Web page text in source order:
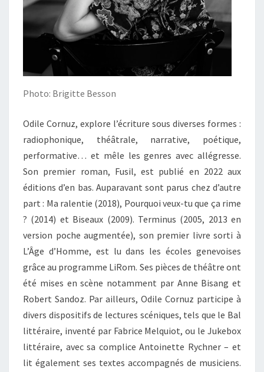
Photo: Brigitte Besson
Odile Cornuz, explore l’écriture sous diverses formes :
radiophonique, théâtrale, narrative, poétique,
performative… et mêle les genres avec allégresse.
Son premier roman, Fusil, est publié en 2022 aux
éditions d’en bas. Auparavant sont parus chez d’autre
part : Ma ralentie (2018), Pourquoi veux-tu que ça rime
? (2014) et Biseaux (2009). Terminus (2005, 2013 en
version poche augmentée), son premier livre sorti à
L’Âge d’Homme, est lu dans les écoles genevoises
grâce au programme LiRom. Ses pièces de théâtre ont
été mises en scène notamment par Anne Bisang et
Robert Sandoz. Par ailleurs, Odile Cornuz participe à
divers dispositifs de lectures scéniques, tels que le Bal
littéraire, inventé par Fabrice Melquiot, ou le Jukebox
littéraire, avec sa complice Antoinette Rychner – et
lit également ses textes accompagnés de musiciens.